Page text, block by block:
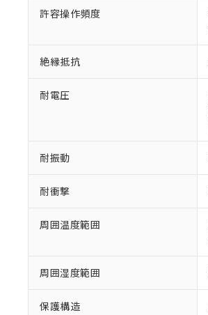
許容操作頻度
絶縁抵抗
耐電圧
耐振動
耐衝撃
周囲温度範囲
周囲湿度範囲
保護構造